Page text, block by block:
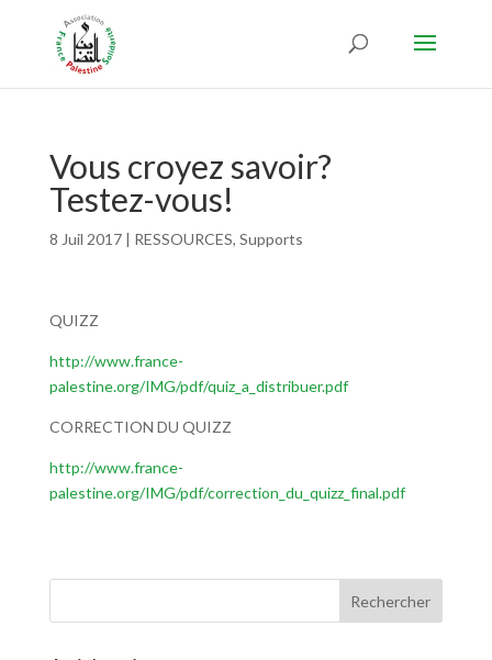
Vous croyez savoir?
Testez-vous!
8 Juil 2017| RESSOURCES, Supports
QUIZZ
http://www.france-
palestine.org/IMG/pdf/quiz_a_distribuer.pdf
CORRECTION DU QUIZZ
http://www.france-
palestine.org/IMG/pdf/correction_du_quizz_final.pdf